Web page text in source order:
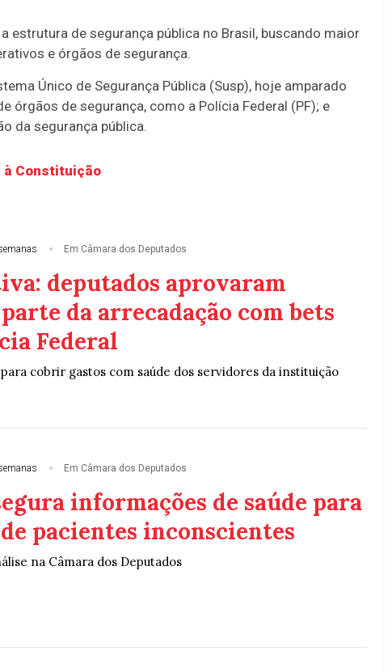
estrutura de segurança pública no Brasil, buscando maior
e órgãos de segurança.
Único de Segurança Pública (Susp), hoje amparado
órgãos de segurança, como a Polícia Federal (PF); e
da segurança pública.
à Constituição
Em Câmara dos Deputados
deputados aprovaram
da arrecadação com bets
Federal
cobrir gastos com saúde dos servidores da instituição
Em Câmara dos Deputados
informações de saúde para
pacientes inconscientes
na Câmara dos Deputados